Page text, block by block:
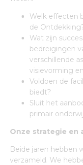
Welk effecten
de
Wat zijn
bedreigingen
verschillende
visievorming
Voldoen de
biedt?
Sluit het
primair
Onze strategie en
Beide jaren hebben
verzameld. We